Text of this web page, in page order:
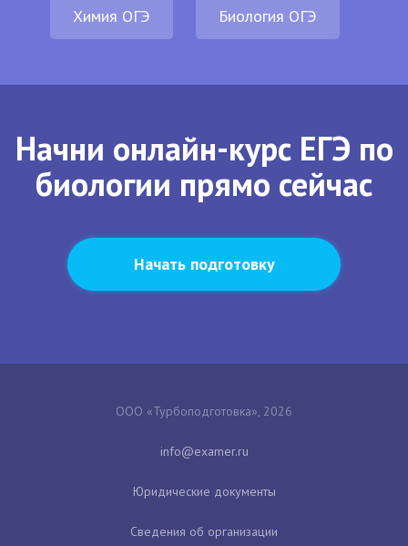
Химия ОГЭ Биология ОГЭ
Начни онлайн-курс ЕГЭ по
биологии прямо сейчас
Начать подготовку
ООО «Турбоподготовка», 2026
Юридические документы
Сведения об организации